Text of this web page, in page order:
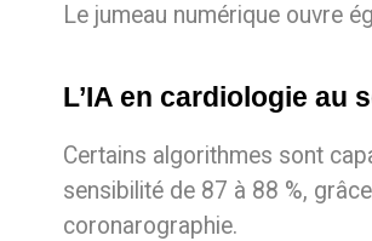
Le jumeau numérique ouvre
L’IA en cardiologie au
Certains algorithmes sont
sensibilité de 87 à 88 %,
coronarographie.